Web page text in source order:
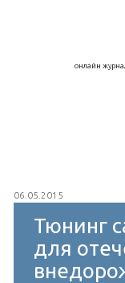
онлайн
06.05.2015
Тюнинг
для